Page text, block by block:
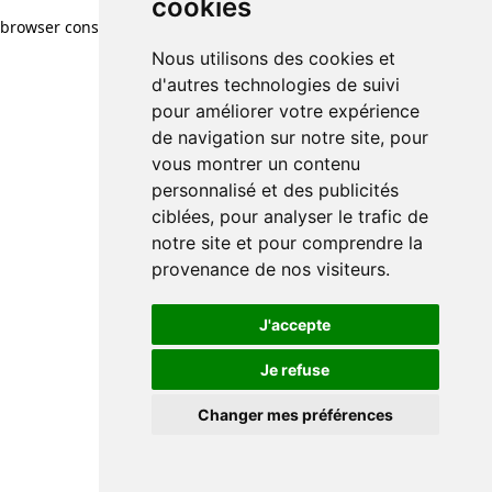
cookies
Nous utilisons des cookies et
d'autres technologies de suivi
pour améliorer votre expérience
de navigation sur notre site, pour
vous montrer un contenu
personnalisé et des publicités
ciblées, pour analyser le trafic de
notre site et pour comprendre la
provenance de nos visiteurs.
J'accepte
Je refuse
Changer mes préférences
browser console for more information)